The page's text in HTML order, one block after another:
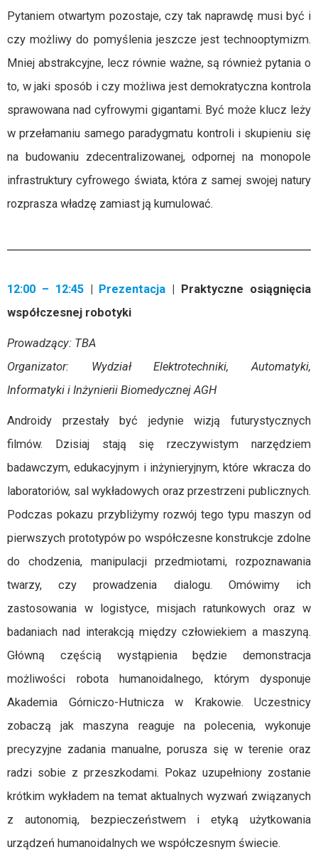
Pytaniem otwartym pozostaje, czy tak naprawdę musi być i
czy możliwy do pomyślenia jeszcze jest technooptymizm.
Mniej abstrakcyjne, lecz równie ważne, są również pytania o
to, w jaki sposób i czy możliwa jest demokratyczna kontrola
sprawowana nad cyfrowymi gigantami. Być może klucz leży
w przełamaniu samego paradygmatu kontroli i skupieniu się
na budowaniu zdecentralizowanej, odpornej na monopole
infrastruktury cyfrowego świata, która z samej swojej natury
rozprasza władzę zamiast ją kumulować.
12:00 – 12:45| Prezentacja | Praktyczne osiągnięcia
współczesnej robotyki
Prowadzący: TBA
Organizator: Wydział Elektrotechniki, Automatyki,
Informatyki i Inżynierii Biomedycznej AGH
Androidy przestały być jedynie wizją futurystycznych
filmów. Dzisiaj stają się rzeczywistym narzędziem
badawczym, edukacyjnym i inżynieryjnym, które wkracza do
laboratoriów, sal wykładowych oraz przestrzeni publicznych.
Podczas pokazu przybliżymy rozwój tego typu maszyn od
pierwszych prototypów po współczesne konstrukcje zdolne
do chodzenia, manipulacji przedmiotami, rozpoznawania
twarzy, czy prowadzenia dialogu. Omówimy ich
zastosowania w logistyce, misjach ratunkowych oraz w
badaniach nad interakcją między człowiekiem a maszyną.
Główną częścią wystąpienia będzie demonstracja
możliwości robota humanoidalnego, którym dysponuje
Akademia Górniczo-Hutnicza w Krakowie. Uczestnicy
zobaczą jak maszyna reaguje na polecenia, wykonuje
precyzyjne zadania manualne, porusza się w terenie oraz
radzi sobie z przeszkodami. Pokaz uzupełniony zostanie
krótkim wykładem na temat aktualnych wyzwań związanych
z autonomią, bezpieczeństwem i etyką użytkowania
urządzeń humanoidalnych we współczesnym świecie.